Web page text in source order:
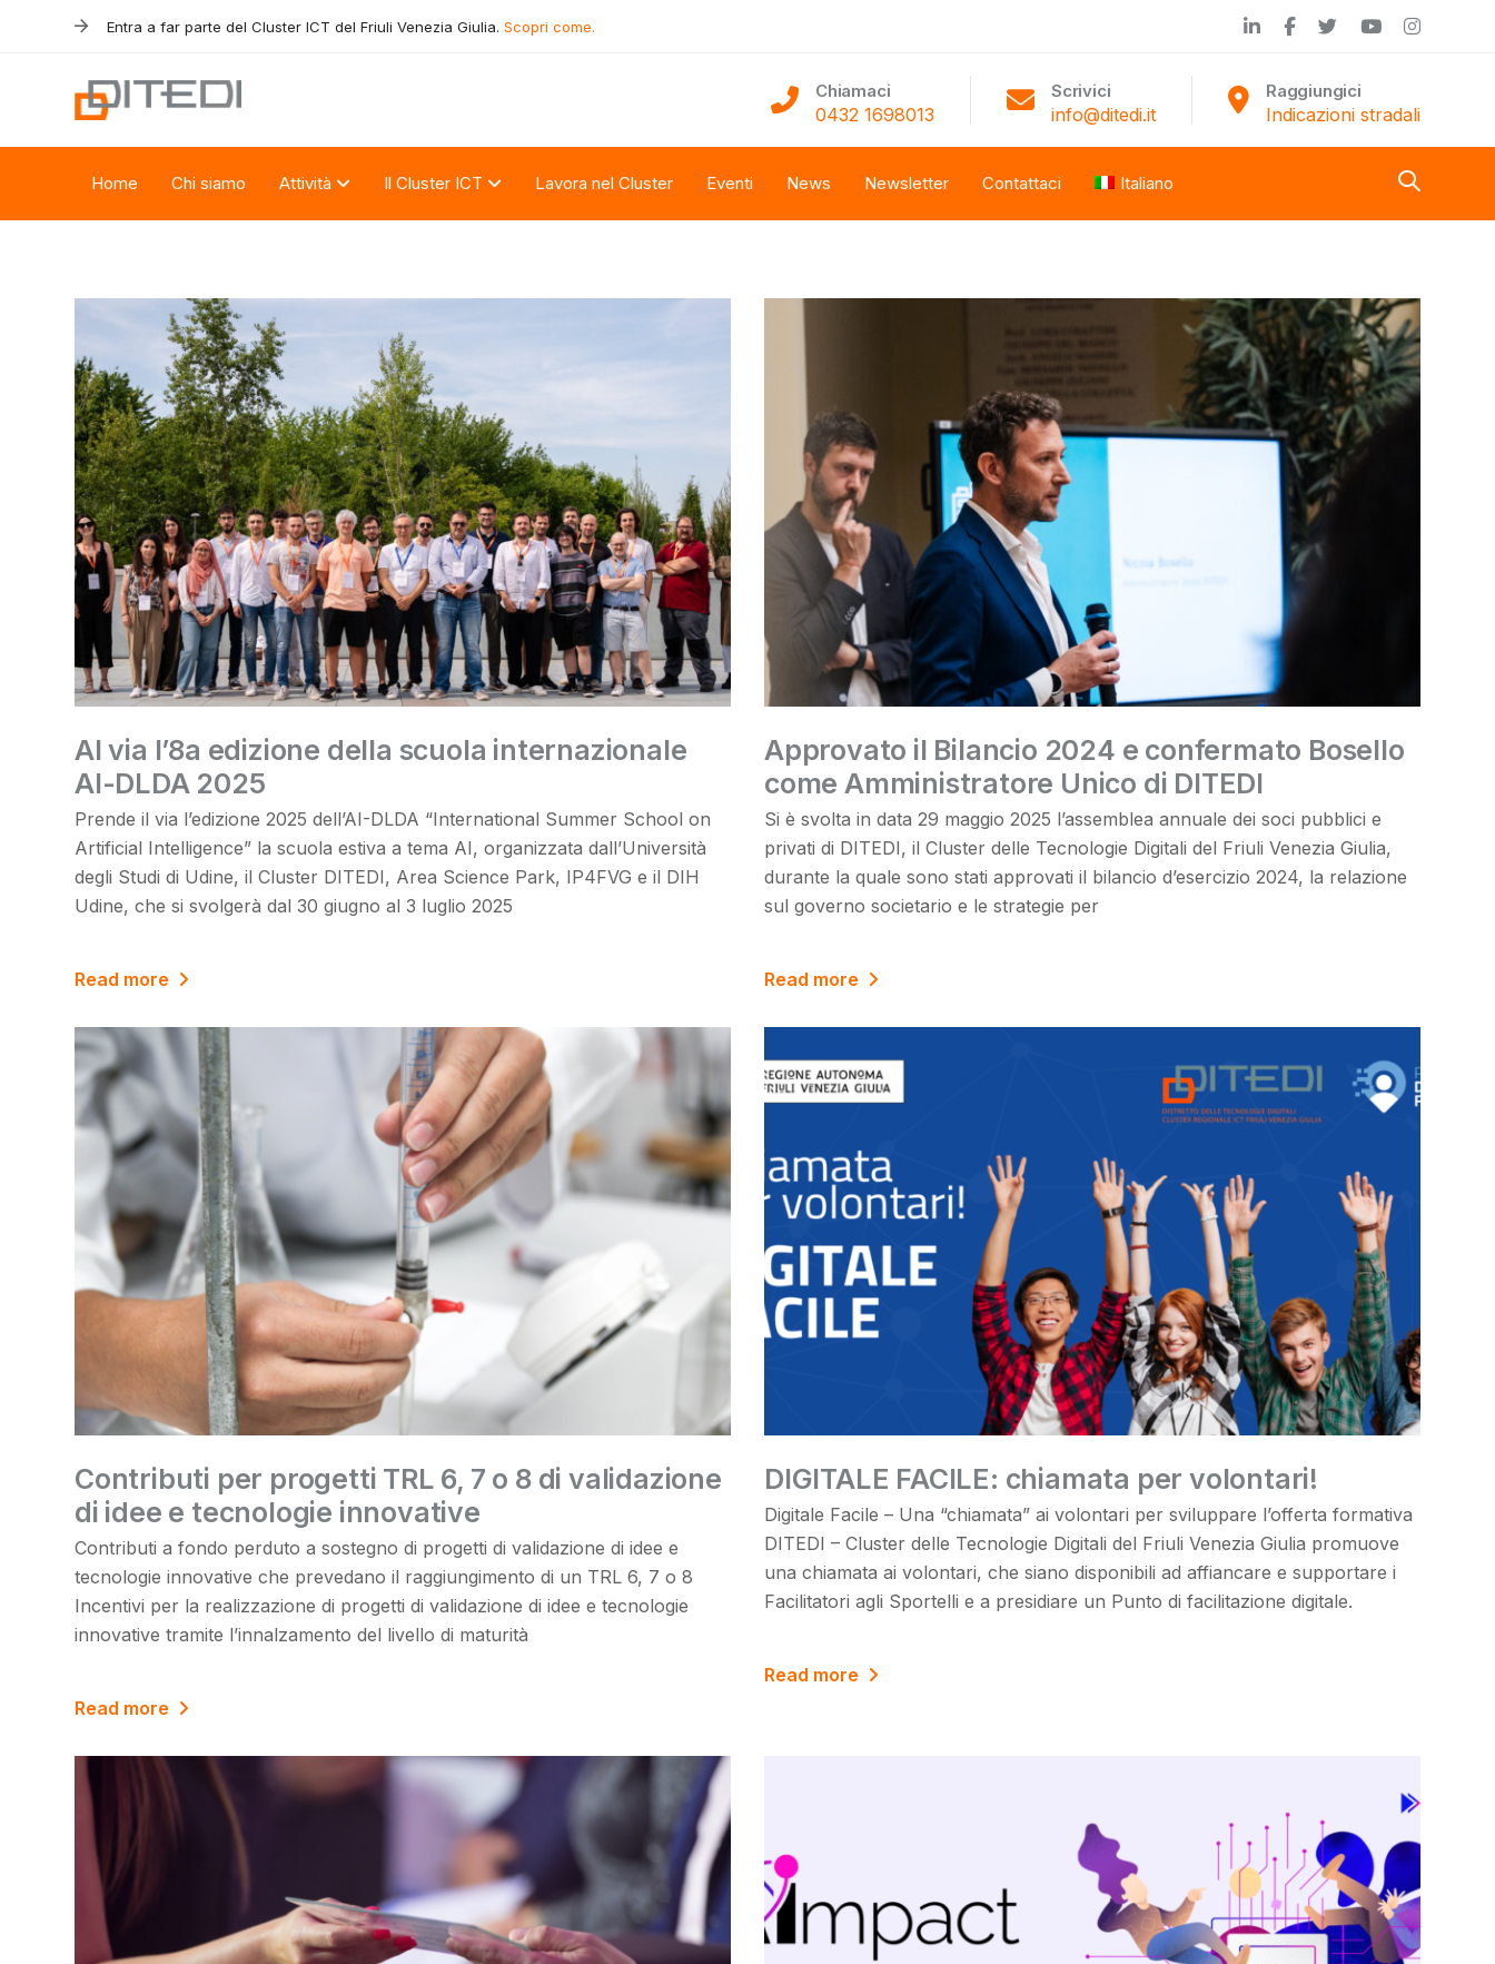
navigation
Entra a far parte del Cluster ICT del Friuli Venezia Giulia. Scopri come.
Chiamaci
0432 1698013
Scrivici
info@ditedi.it
Raggiungici
Indicazioni stradali
Home Chi siamo Attività Il Cluster ICT Lavora nel Cluster Eventi News Newsletter Contattaci Italiano
Al via l’8a edizione della scuola internazionale
AI-DLDA 2025
Prende il via l’edizione 2025 dell’AI-DLDA “International Summer School on
Artificial Intelligence” la scuola estiva a tema AI, organizzata dall’Università
degli Studi di Udine, il Cluster DITEDI, Area Science Park, IP4FVG e il DIH
Udine, che si svolgerà dal 30 giugno al 3 luglio 2025
Read more
Approvato il Bilancio 2024 e confermato Bosello
come Amministratore Unico di DITEDI
Si è svolta in data 29 maggio 2025 l’assemblea annuale dei soci pubblici e
privati di DITEDI, il Cluster delle Tecnologie Digitali del Friuli Venezia Giulia,
durante la quale sono stati approvati il bilancio d’esercizio 2024, la relazione
sul governo societario e le strategie per
Read more
Contributi per progetti TRL 6, 7 o 8 di validazione
di idee e tecnologie innovative
Contributi a fondo perduto a sostegno di progetti di validazione di idee e
tecnologie innovative che prevedano il raggiungimento di un TRL 6, 7 o 8
Incentivi per la realizzazione di progetti di validazione di idee e tecnologie
innovative tramite l’innalzamento del livello di maturità
Read more
DIGITALE FACILE: chiamata per volontari!
Digitale Facile – Una “chiamata” ai volontari per sviluppare l’offerta formativa
DITEDI – Cluster delle Tecnologie Digitali del Friuli Venezia Giulia promuove
una chiamata ai volontari, che siano disponibili ad affiancare e supportare i
Facilitatori agli Sportelli e a presidiare un Punto di facilitazione digitale.
Read more